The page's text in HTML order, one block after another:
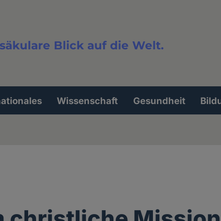
Blick auf die Welt.
Wissenschaft Gesundheit